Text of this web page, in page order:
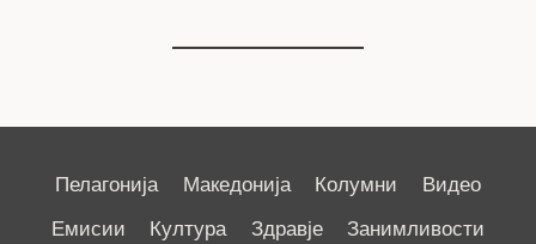
Пелагонија Македонија Колумни
Видео
Емисии
Култура Здравје
Занимливости